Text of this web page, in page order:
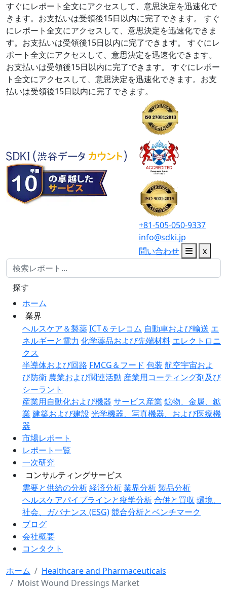
すぐにレポート全文にアクセスして、意思決定を迅速化で
きます。お支払いは受領後15日以内に完了できます。
すぐ
にレポート全文にアクセスして、意思決定を迅速化できま
す。お支払いは受領後15日以内に完了できます。
すぐにレ
ポート全文にアクセスして、意思決定を迅速化できます。
お支払いは受領後15日以内に完了できます。
すぐにレポー
ト全文にアクセスして、意思決定を迅速化できます。お支
払いは受領後15日以内に完了できます。
+81-505-050-9337
info@sdki.jp
問い合わせ
x
ホーム
業界
ヘルスケア＆製薬ICT＆テレコム 自動車および輸送 エ
ネルギーと電力 化学薬品および先端材料 エレクトロニ
クス
半導体および回路 FMCG＆フード 包装 航空宇宙およ
び防衛 農業および関連活動 産業用コーティング剤及び
シーラント
産業用自動化および機器 サービス産業 鉱物、金属、鉱
業 建築および建設 光学機器、写真機器、および医療機
器
市場レポート
レポート一覧
一次研究
コンサルティングサービス
需要と供給の分析経済分析業界分析製品分析
ヘルスケアパイプラインと疫学分析合併と買収 環境、
社会、ガバナンス (ESG)競合分析とベンチマーク
ブログ
会社概要
コンタクト
探す
ホーム
Healthcare and Pharmaceuticals
Moist Wound Dressings Market